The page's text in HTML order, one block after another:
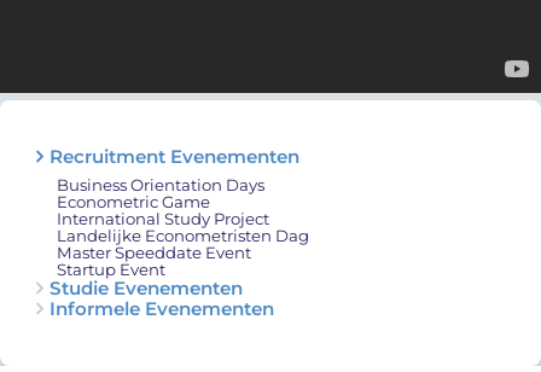
Recruitment Evenementen
Business Orientation Days
Econometric Game
International Study Project
Landelijke Econometristen Dag
Master Speeddate Event
Startup Event
Studie Evenementen
Informele Evenementen